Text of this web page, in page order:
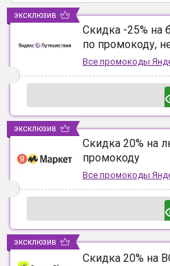
Скидка -25% на
по промокоду,
Все промокоды
эксклюзив
Скидка 20% на
промокоду
Все промокоды
эксклюзив
Скидка 20% на
эксклюзив